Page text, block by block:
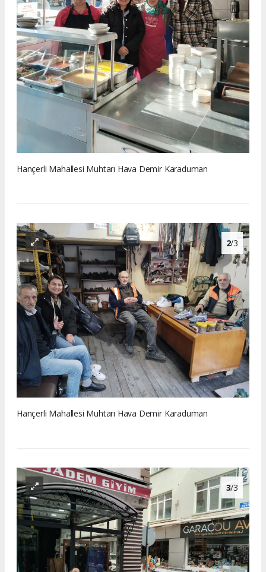
Hançerli Mahallesi Muhtarı Hava Demir Karaduman
2/3
Hançerli Mahallesi Muhtarı Hava Demir Karaduman
3/3